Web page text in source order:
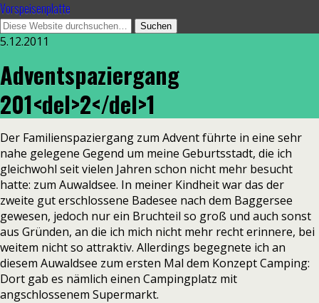
Vorspeisenplatte
5.12.2011
Adventspaziergang
201<del>2</del>1
Der Familienspaziergang zum Advent führte in eine sehr
nahe gelegene Gegend um meine Geburtsstadt, die ich
gleichwohl seit vielen Jahren schon nicht mehr besucht
hatte: zum Auwaldsee. In meiner Kindheit war das der
zweite gut erschlossene Badesee nach dem Baggersee
gewesen, jedoch nur ein Bruchteil so groß und auch sonst
aus Gründen, an die ich mich nicht mehr recht erinnere, bei
weitem nicht so attraktiv. Allerdings begegnete ich an
diesem Auwaldsee zum ersten Mal dem Konzept Camping:
Dort gab es nämlich einen Campingplatz mit
angschlossenem Supermarkt.